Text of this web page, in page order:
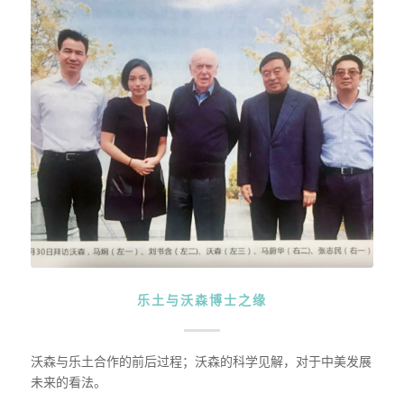
乐土与沃森博士之缘
沃森与乐土合作的前后过程；沃森的科学见解，对于中美发展
未来的看法。